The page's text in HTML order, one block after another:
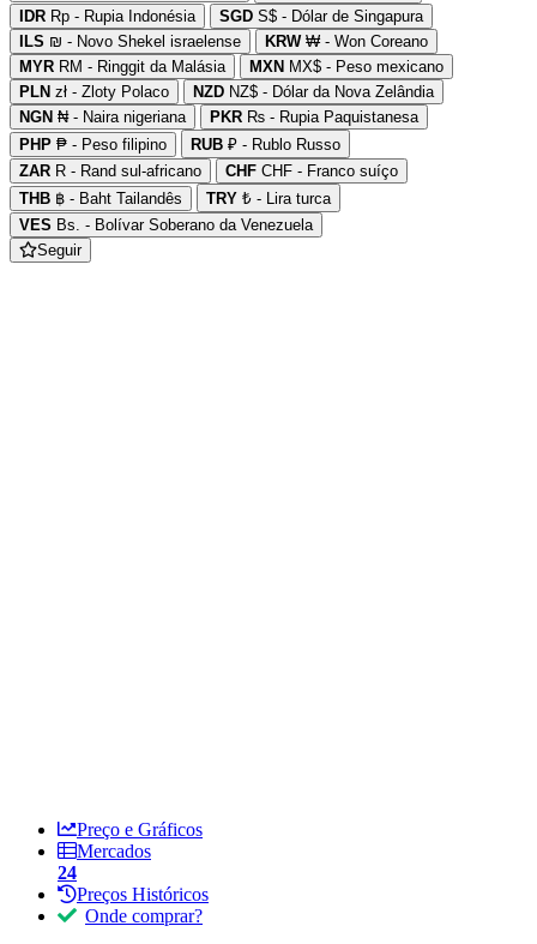
IDR Rp - Rupia Indonésia SGD S$ - Dólar de Singapura
ILS ₪ - Novo Shekel israelense KRW₩ - Won Coreano
MYR RM - Ringgit da Malásia MXN MX$ - Peso mexicano
PLN zł - Zloty Polaco NZD NZ$ - Dólar da Nova Zelândia
NGN ₦ - Naira nigeriana PKR ₨ - Rupia Paquistanesa
PHP ₱ - Peso filipino RUB ₽ - Rublo Russo
ZAR R - Rand sul-africano CHF CHF - Franco suíço
THB ฿ - Baht Tailandês TRY ₺ - Lira turca
VES Bs. - Bolívar Soberano da Venezuela
Seguir
Preço e Gráficos
Mercados
24
Preços Históricos
Onde comprar?